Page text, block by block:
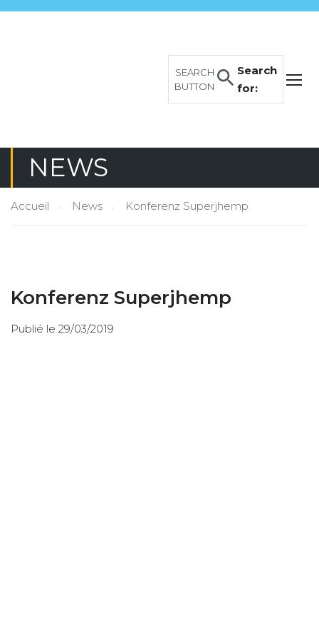
Search
for:
SEARCH
BUTTON
NEWS
Accueil News Konferenz Superjhemp
Konferenz Superjhemp
Publié le 29/03/2019